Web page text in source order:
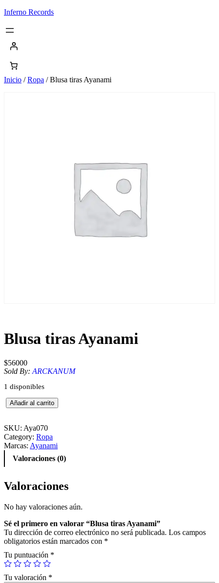
Saltar
contenido
Inferno Records
Inicio /Ropa / Blusa tiras Ayanami
Blusa tiras Ayanami
$56000
Sold By: ARCKANUM
1 disponibles
B
s
a
t
s
A
a
a
m
i
c
a
n
t
Añadir al carrito
SKU: Aya070
Category: Ropa
Marcas: Ayanami
Valoraciones (0)
Valoraciones
No hay valoraciones aún.
Sé el primero en valorar “Blusa tiras Ayanami”
Tu dirección de correo electrónico no será publicada. Los campos
obligatorios están marcados con *
Tu puntuación *
Tu valoración *